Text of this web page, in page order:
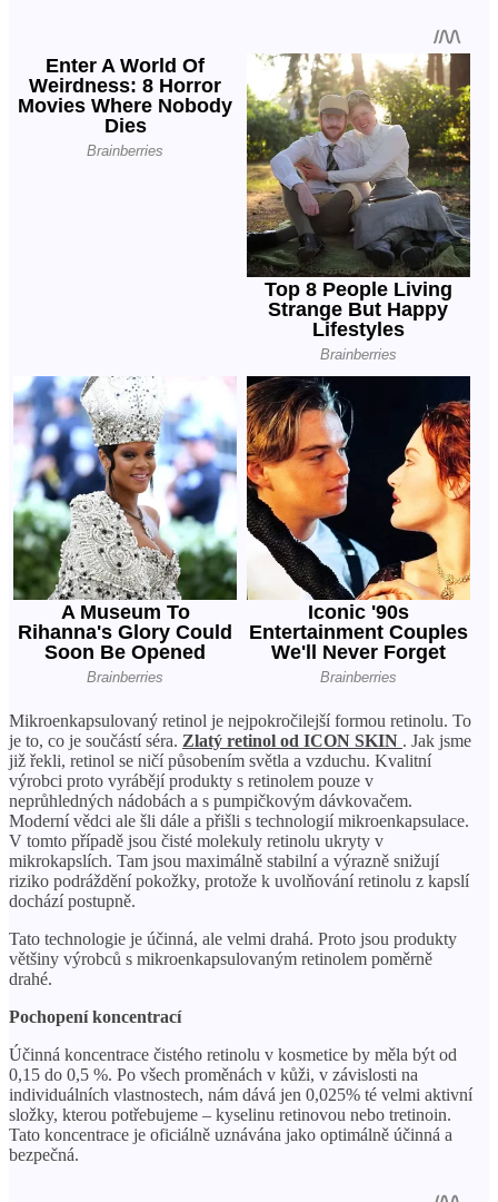
Mikroenkapsulovaný retinol je nejpokročilejší formou retinolu. To
je to, co je součástí séra. Zlatý retinol od ICON SKIN . Jak jsme
již řekli, retinol se ničí působením světla a vzduchu. Kvalitní
výrobci proto vyrábějí produkty s retinolem pouze v
neprůhledných nádobách a s pumpičkovým dávkovačem.
Moderní vědci ale šli dále a přišli s technologií mikroenkapsulace.
V tomto případě jsou čisté molekuly retinolu ukryty v
mikrokapslích. Tam jsou maximálně stabilní a výrazně snižují
riziko podráždění pokožky, protože k uvolňování retinolu z kapslí
dochází postupně.
Tato technologie je účinná, ale velmi drahá. Proto jsou produkty
většiny výrobců s mikroenkapsulovaným retinolem poměrně
drahé.
Pochopení koncentrací
Účinná koncentrace čistého retinolu v kosmetice by měla být od
0,15 do 0,5 %. Po všech proměnách v kůži, v závislosti na
individuálních vlastnostech, nám dává jen 0,025% té velmi aktivní
složky, kterou potřebujeme – kyselinu retinovou nebo tretinoin.
Tato koncentrace je oficiálně uznávána jako optimálně účinná a
bezpečná.